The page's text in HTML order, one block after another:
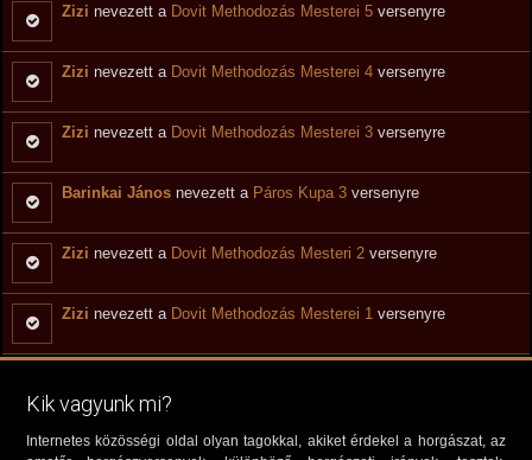
Zizi nevezett a Dovit Methodozás Mesterei 5 versenyre
Zizi nevezett a Dovit Methodozás Mesterei 4 versenyre
Zizi nevezett a Dovit Methodozás Mesterei 3 versenyre
Barinkai János nevezett a Páros Kupa 3 versenyre
Zizi nevezett a Dovit Methodozás Mesteri 2 versenyre
Zizi nevezett a Dovit Methodozás Mesterei 1 versenyre
Kik vagyunk mi?
Internetes közösségi oldal olyan tagokkal, akiket érdekel a horgászat, az